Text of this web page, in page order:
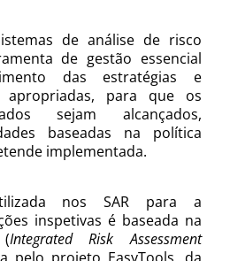
de análise de risco
de gestão essencial
das estratégias e
apropriadas, para que os
sejam alcançados,
baseadas na política
implementada.
nos SAR para a
inspetivas é baseada na
Integrated Risk Assessment
pelo projeto EasyTools, da